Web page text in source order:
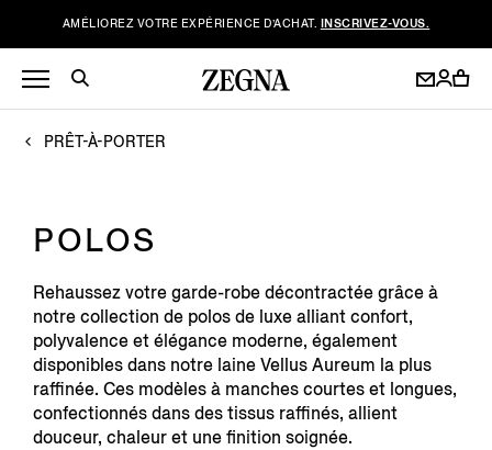
AMÉLIOREZ VOTRE EXPÉRIENCE D’ACHAT. INSCRIVEZ-VOUS.
PRÊT-À-PORTER
POLOS
Rehaussez votre garde-robe décontractée grâce à
notre collection de polos de luxe alliant confort,
polyvalence et élégance moderne, également
disponibles dans notre laine Vellus Aureum la plus
raffinée. Ces modèles à manches courtes et longues,
confectionnés dans des tissus raffinés, allient
douceur, chaleur et une finition soignée.